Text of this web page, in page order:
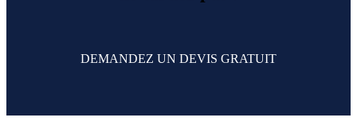
DEMANDEZ UN DEVIS GRATUIT